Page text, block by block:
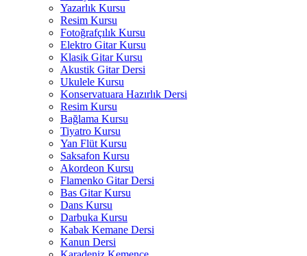
Yazarlık Kursu
Resim Kursu
Fotoğrafçılık Kursu
Elektro Gitar Kursu
Klasik Gitar Kursu
Akustik Gitar Dersi
Ukulele Kursu
Konservatuara Hazırlık Dersi
Resim Kursu
Bağlama Kursu
Tiyatro Kursu
Yan Flüt Kursu
Saksafon Kursu
Akordeon Kursu
Flamenko Gitar Dersi
Bas Gitar Kursu
Dans Kursu
Darbuka Kursu
Kabak Kemane Dersi
Kanun Dersi